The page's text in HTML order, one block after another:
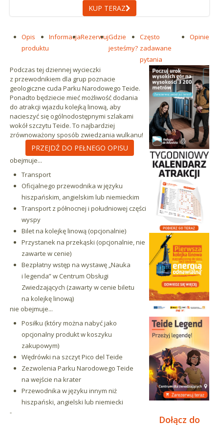
KUP TERAZ
Opis
produktu
InformacjaRezerwujGdzie
jesteśmy?
Często
zadawane
pytania
Opinie
Podczas tej dziennej wycieczki
z przewodnikiem dla grup poznacie
geologiczne cuda Parku Narodowego Teide.
Ponadto będziecie mieć możliwość dodania
do atrakcji wjazdu kolejką linową, aby
nacieszyć się ogólnodostępnymi szlakami
wokół szczytu Teide. To najbardziej
zrównoważony sposób zwiedzania wulkanu!
PRZEJDŹ DO PEŁNEGO OPISU
obejmuje...
Transport
Oficjalnego przewodnika w języku
hiszpańskim, angielskim lub niemieckim
Transport z północnej i południowej części
wyspy
Bilet na kolejkę linową (opcjonalnie)
Przystanek na przekąski (opcjonalnie, nie
zawarte w cenie)
Bezpłatny wstęp na wystawę „Nauka
i legenda” w Centrum Obsługi
Zwiedzających (zawarty w cenie biletu
na kolejkę linową)
nie obejmuje...
Posiłku (który można nabyć jako
opcjonalny produkt w koszyku
zakupowym)
Wędrówki na szczyt Pico del Teide
Zezwolenia Parku Narodowego Teide
na wejście na krater
Przewodnika w języku innym niż
hiszpański, angielski lub niemiecki
-
Dołącz do